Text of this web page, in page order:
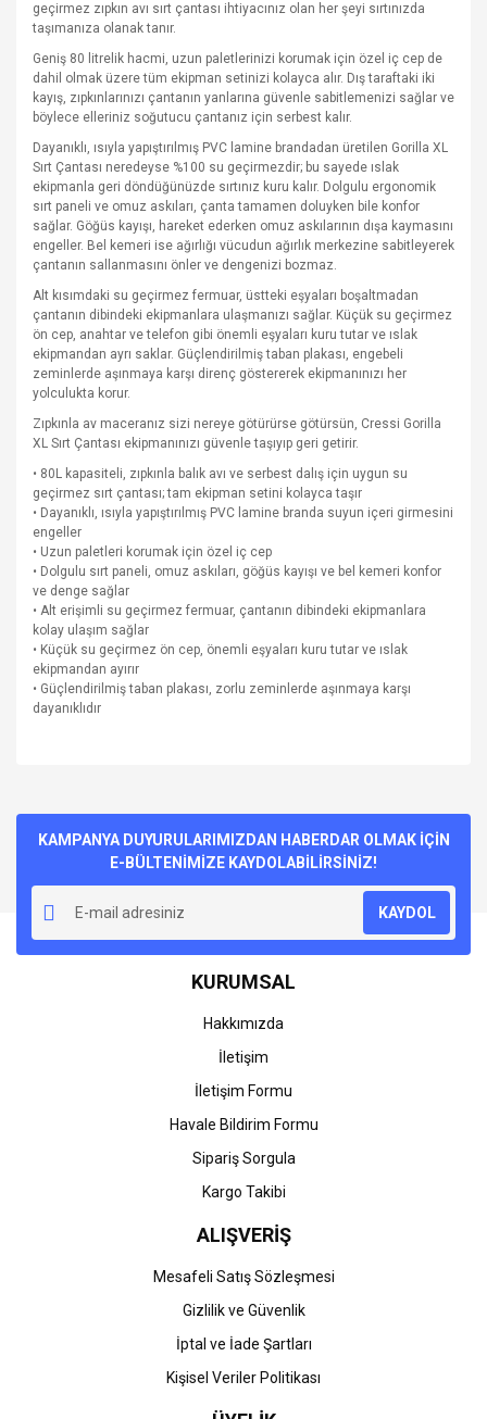
geçirmez zıpkın avı sırt çantası ihtiyacınız olan her şeyi sırtınızda
taşımanıza olanak tanır.
Geniş 80 litrelik hacmi, uzun paletlerinizi korumak için özel iç cep de
dahil olmak üzere tüm ekipman setinizi kolayca alır. Dış taraftaki iki
kayış, zıpkınlarınızı çantanın yanlarına güvenle sabitlemenizi sağlar ve
böylece elleriniz soğutucu çantanız için serbest kalır.
Dayanıklı, ısıyla yapıştırılmış PVC lamine brandadan üretilen Gorilla XL
Sırt Çantası neredeyse %100 su geçirmezdir; bu sayede ıslak
ekipmanla geri döndüğünüzde sırtınız kuru kalır. Dolgulu ergonomik
sırt paneli ve omuz askıları, çanta tamamen doluyken bile konfor
sağlar. Göğüs kayışı, hareket ederken omuz askılarının dışa kaymasını
engeller. Bel kemeri ise ağırlığı vücudun ağırlık merkezine sabitleyerek
çantanın sallanmasını önler ve dengenizi bozmaz.
Alt kısımdaki su geçirmez fermuar, üstteki eşyaları boşaltmadan
çantanın dibindeki ekipmanlara ulaşmanızı sağlar. Küçük su geçirmez
ön cep, anahtar ve telefon gibi önemli eşyaları kuru tutar ve ıslak
ekipmandan ayrı saklar. Güçlendirilmiş taban plakası, engebeli
zeminlerde aşınmaya karşı direnç göstererek ekipmanınızı her
yolculukta korur.
Zıpkınla av maceranız sizi nereye götürürse götürsün, Cressi Gorilla
XL Sırt Çantası ekipmanınızı güvenle taşıyıp geri getirir.
• 80L kapasiteli, zıpkınla balık avı ve serbest dalış için uygun su
geçirmez sırt çantası; tam ekipman setini kolayca taşır
• Dayanıklı, ısıyla yapıştırılmış PVC lamine branda suyun içeri girmesini
engeller
• Uzun paletleri korumak için özel iç cep
• Dolgulu sırt paneli, omuz askıları, göğüs kayışı ve bel kemeri konfor
ve denge sağlar
• Alt erişimli su geçirmez fermuar, çantanın dibindeki ekipmanlara
kolay ulaşım sağlar
• Küçük su geçirmez ön cep, önemli eşyaları kuru tutar ve ıslak
ekipmandan ayırır
• Güçlendirilmiş taban plakası, zorlu zeminlerde aşınmaya karşı
dayanıklıdır
Yorum Yaz
kullanarak tarafımıza iletebilirsiniz.
Görüş ve önerileriniz için teşekkür ederiz.
Ürün resmi kalitesiz, bozuk veya görüntülenemiyor.
Ürün açıklamasında eksik bilgiler bulunuyor.
Ürün bilgilerinde hatalar bulunuyor.
Ürün fiyatı diğer sitelerden daha pahalı.
Gönder
KAMPANYA DUYURULARIMIZDAN HABERDAR OLMAK İÇİN
E-BÜLTENİMİZE KAYDOLABİLİRSİNİZ!
KAYDOL
KURUMSAL
Hakkımızda
İletişim
İletişim Formu
Havale Bildirim Formu
Sipariş Sorgula
Kargo Takibi
ALIŞVERİŞ
Mesafeli Satış Sözleşmesi
Gizlilik ve Güvenlik
İptal ve İade Şartları
Kişisel Veriler Politikası